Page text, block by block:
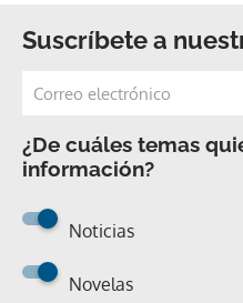
Suscríbete a
¿De cuáles temas
información?
Noticias
Novelas